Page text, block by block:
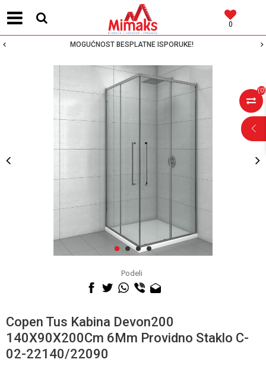
0
MOGUĆNOST BESPLATNE ISPORUKE!
(0)
1 2 3 4
Podeli
Copen Tus Kabina Devon200
140X90X200Cm 6Mm Providno Staklo C-
02-22140/22090
POMOĆ PRI
KUPOVINI
Za više informacija,
pomoć i porudžbine